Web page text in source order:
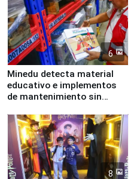
6
Minedu detecta material
educativo e implementos
de mantenimiento sin
la UGEL 2
8